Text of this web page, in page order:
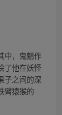
中，鬼魈作
了他在妖怪
子之间的深
臂猿猴的